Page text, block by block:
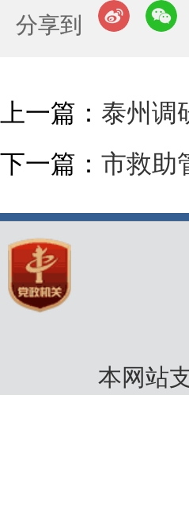
分享到
上一篇： 泰州调
下一篇： 市救助
本网站